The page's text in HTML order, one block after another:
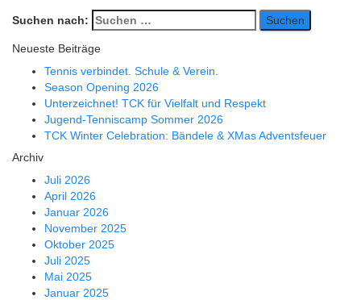
Suchen nach:
Neueste Beiträge
Tennis verbindet. Schule & Verein.
Season Opening 2026
Unterzeichnet! TCK für Vielfalt und Respekt
Jugend-Tenniscamp Sommer 2026
TCK Winter Celebration: Bändele & XMas Adventsfeuer
Archiv
Juli 2026
April 2026
Januar 2026
November 2025
Oktober 2025
Juli 2025
Mai 2025
Januar 2025